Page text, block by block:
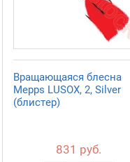
Вращающаяся блесна
Mepps LUSOX, 2, Silver
(блистер)
831 руб.